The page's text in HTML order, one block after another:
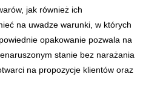
jak również ich
na uwadze warunki, w których
opakowanie pozwala na
stanie bez narażania
na propozycje klientów oraz